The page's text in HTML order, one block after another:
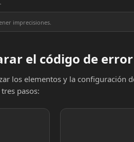
imprecisiones.
el código de error
los elementos y la configuración
pasos: